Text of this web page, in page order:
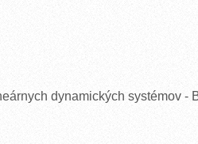
dynamických systémov -